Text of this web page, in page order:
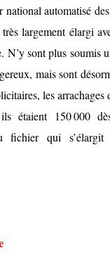
automatisé
largement élargi
sont plus soumis
mais sont
les
étaient 150 000
fichier qui s’élargit